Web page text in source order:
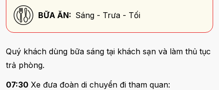
BỮA ĂN: Sáng - Trưa - Tối
Quý khách dùng bữa sáng tại khách sạn và làm thủ tục
trả phòng.
07:30 Xe đưa đoàn di chuyển đi tham quan: